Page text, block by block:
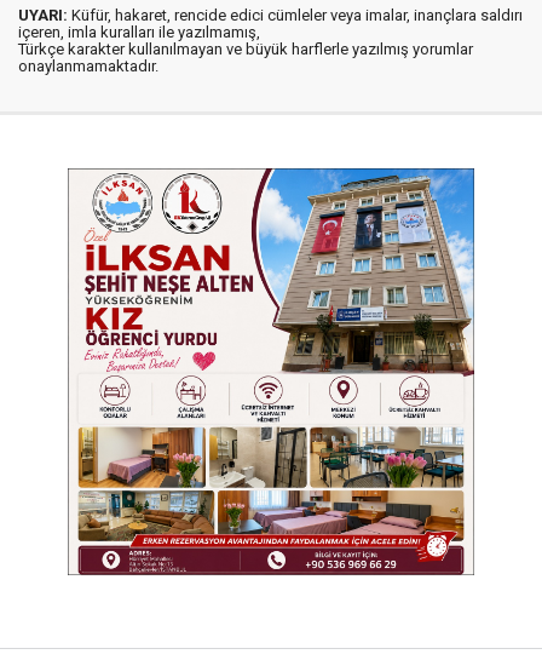
UYARI: Küfür, hakaret, rencide edici cümleler veya imalar, inançlara saldırı
içeren, imla kuralları ile yazılmamış,
Türkçe karakter kullanılmayan ve büyük harflerle yazılmış yorumlar
onaylanmamaktadır.